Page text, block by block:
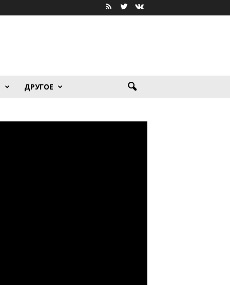
ДРУГОЕ